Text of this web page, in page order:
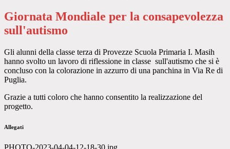
Giornata Mondiale per la consapevolezza
sull'autismo
Gli alunni della classe terza di Provezze Scuola Primaria I. Masih
hanno svolto un lavoro di riflessione in classe sull'autismo che si è
concluso con la colorazione in azzurro di una panchina in Via Re di
Puglia.
Grazie a tutti coloro che hanno consentito la realizzazione del
progetto.
Allegati
PHOTO-2023-04-04-12-18-30.jpg